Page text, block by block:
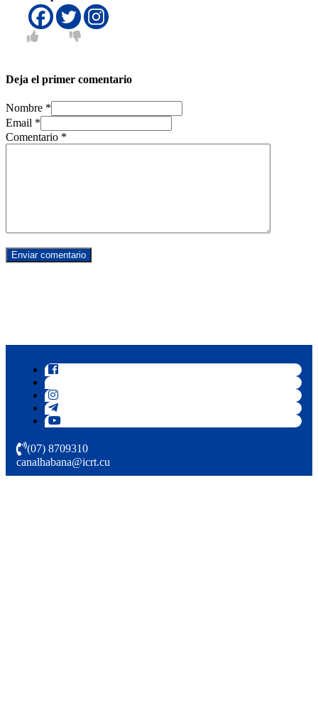
Deja el primer comentario
Nombre *
Email *
Comentario *
(07) 8709310
canalhabana@icrt.cu